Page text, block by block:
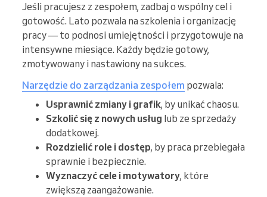
Jeśli pracujesz z zespołem, zadbaj o wspólny cel i
gotowość. Lato pozwala na szkolenia i organizację
pracy — to podnosi umiejętności i przygotowuje na
intensywne miesiące. Każdy będzie gotowy,
zmotywowany i nastawiony na sukces.
Narzędzie do zarządzania zespołem pozwala:
Usprawnić zmiany i grafik, by unikać chaosu.
Szkolić się z nowych usług lub ze sprzedaży
dodatkowej.
Rozdzielić role i dostęp, by praca przebiegała
sprawnie i bezpiecznie.
Wyznaczyć cele i motywatory, które
zwiększą zaangażowanie.